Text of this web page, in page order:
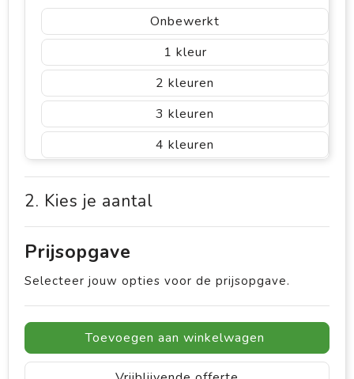
Onbewerkt
1
2
3
4
2. Kies je aantal
Prijsopgave
Selecteer jouw opties voor de prijsopgave.
Toevoegen aan winkelwagen